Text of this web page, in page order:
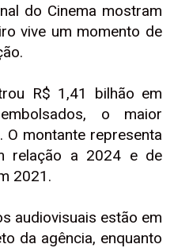
do Cinema mostram
vive um momento de
R$ 1,41 bilhão em
o maior
montante representa
relação a 2024 e de
2021.
audiovisuais estão em
da agência, enquanto